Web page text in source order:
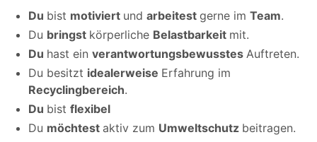
Du bist motiviert und arbeitest gerne im Team.
Du bringst körperliche Belastbarkeit mit.
Du hast ein verantwortungsbewusstes Auftreten.
Du besitzt idealerweise Erfahrung im
Recyclingbereich.
Du bist flexibel
Du möchtest aktiv zum Umweltschutz beitragen.